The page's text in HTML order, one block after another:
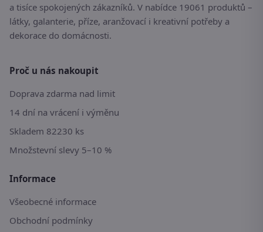
a tisíce spokojených zákazníků. V nabídce 19061 produktů –
látky, galanterie, příze, aranžovací i kreativní potřeby a
dekorace do domácnosti.
Proč u nás nakoupit
Doprava zdarma nad limit
14 dní na vrácení i výměnu
Skladem 82230 ks
Množstevní slevy 5–10 %
Informace
Všeobecné informace
Obchodní podmínky